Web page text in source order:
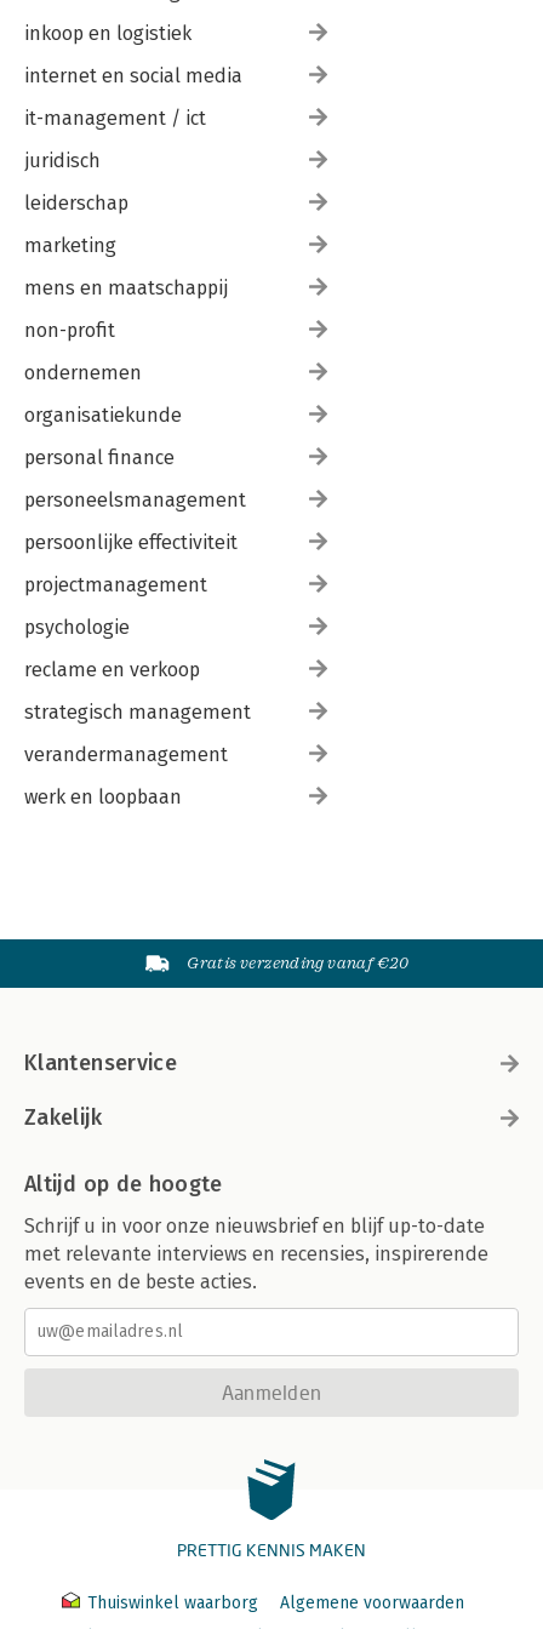
Stap 10: Vele kleine stappen naar enthousiast resultaat
• Uitmunten is een kwestie van centimeters
• Stel dat we altijd kind zouden blijven
• Opvoeden bestaat ook uit kleine stapjes
• Voor de eerste keer fietsen op twee wielen
BONUS: Waarom enthousiasme rendeert
inkoop en logistiek
internet en social media
it-management / ict
juridisch
leiderschap
marketing
mens en maatschappij
non-profit
ondernemen
organisatiekunde
personal finance
personeelsmanagement
persoonlijke effectiviteit
projectmanagement
psychologie
reclame en verkoop
strategisch management
verandermanagement
werk en loopbaan
Gratis verzending vanaf €20
Klantenservice
Zakelijk
Altijd op de hoogte
Schrijf u in voor onze nieuwsbrief en blijf up-to-date
met relevante interviews en recensies, inspirerende
events en de beste acties.
Aanmelden
PRETTIG KENNIS MAKEN
Thuiswinkel waarborg
Algemene voorwaarden